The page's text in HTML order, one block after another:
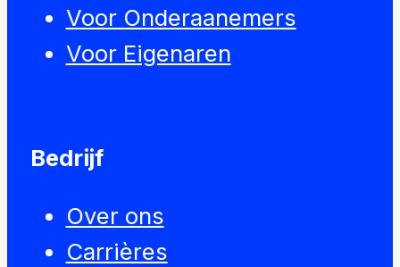
Voor Onderaanemers
Voor Eigenaren
Bedrijf
Over ons
Carrières